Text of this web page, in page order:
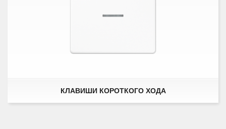
КЛАВИШИ КОРОТКОГО ХОДА